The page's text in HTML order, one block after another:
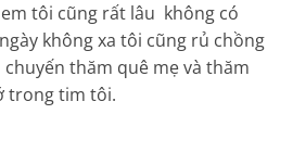
tôi cũng rất lâu không có
không xa tôi cũng rủ chồng
thăm quê mẹ và thăm
trong tim tôi.